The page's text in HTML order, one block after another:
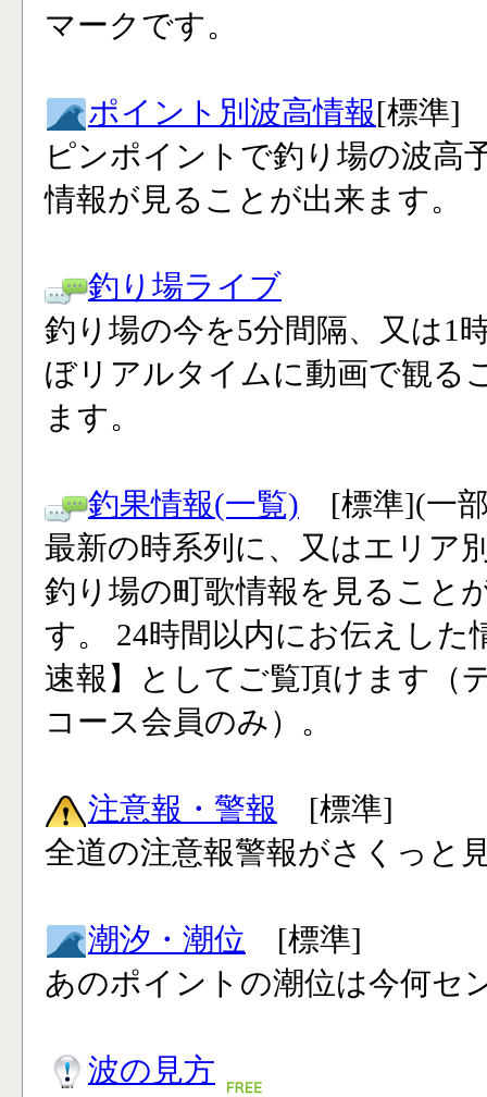
マークです。
ポイント別波高情報[標準]
ピンポイントで釣り場の波高
情報が見ることが出来ます。
釣り場ライブ
釣り場の今を5分間隔、又は1
ぼリアルタイムに動画で観る
ます。
釣果情報(一覧) [標準](一
最新の時系列に、又はエリア
釣り場の町歌情報を見ること
す。 24時間以内にお伝えした
速報】としてご覧頂けます（
コース会員のみ）。
注意報・警報 [標準]
全道の注意報警報がさくっと
潮汐・潮位 [標準]
あのポイントの潮位は今何セ
波の見方